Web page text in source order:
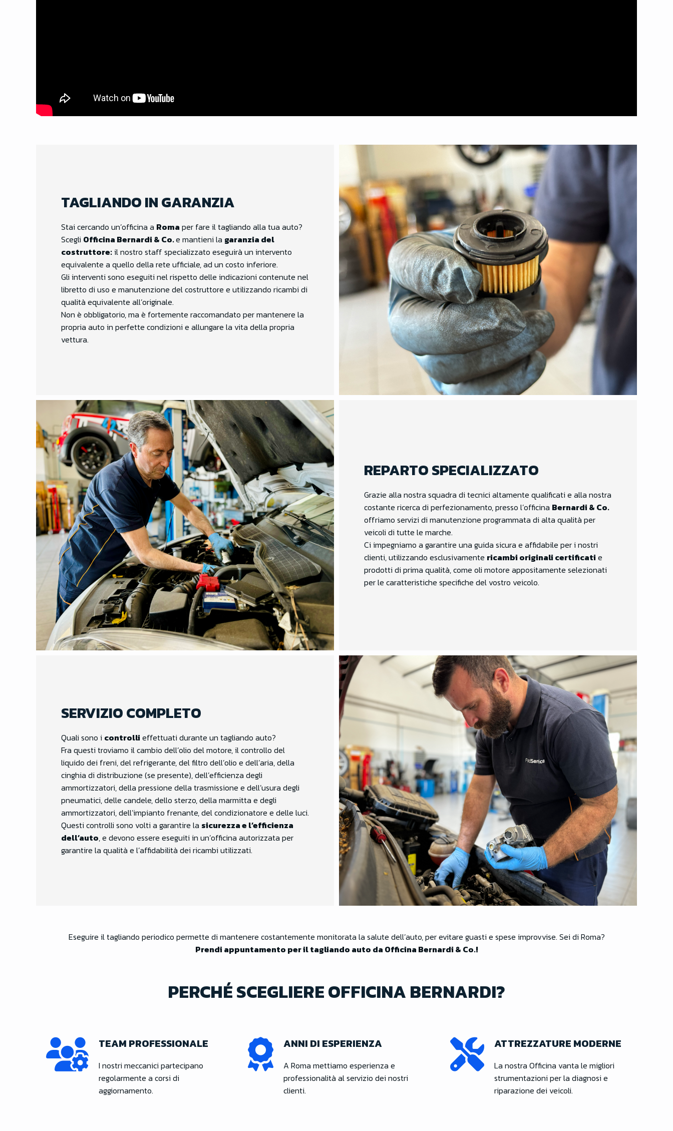
TAGLIANDO IN GARANZIA
Stai cercando un’officina a Roma per fare il tagliando alla tua auto?
Scegli Officina Bernardi & Co.e mantieni la garanzia del
costruttore:il nostro staff specializzato eseguirà un intervento
equivalente a quello della rete ufficiale, ad un costo inferiore.
Gli interventi sono eseguiti nel rispetto delle indicazioni contenute nel
libretto di uso e manutenzione del costruttore e utilizzando ricambi di
qualità equivalente all’originale.
Non è obbligatorio, ma è fortemente raccomandato per mantenere la
propria auto in perfette condizioni e allungare la vita della propria
vettura.
REPARTO SPECIALIZZATO
Grazie alla nostra squadra di tecnici altamente qualificati e alla nostra
costante ricerca di perfezionamento, presso l’officina Bernardi & Co.
offriamo servizi di manutenzione programmata di alta qualità per
veicoli di tutte le marche.
Ci impegniamo a garantire una guida sicura e affidabile per i nostri
clienti, utilizzando esclusivamente ricambi originali certificati e
prodotti di prima qualità, come oli motore appositamente selezionati
per le caratteristiche specifiche del vostro veicolo.
SERVIZIO COMPLETO
Quali sono i controlli effettuati durante un tagliando auto?
Fra questi troviamo il cambio dell’olio del motore, il controllo del
liquido dei freni, del refrigerante, del filtro dell’olio e dell’aria, della
cinghia di distribuzione (se presente), dell’efficienza degli
ammortizzatori, della pressione della trasmissione e dell’usura degli
pneumatici, delle candele, dello sterzo, della marmitta e degli
ammortizzatori, dell’impianto frenante, del condizionatore e delle luci.
Questi controlli sono volti a garantire la sicurezza e l’efficienza
dell’auto, e devono essere eseguiti in un’officina autorizzata per
garantire la qualità e l’affidabilità dei ricambi utilizzati.
Eseguire il tagliando periodico permette di mantenere costantemente monitorata la salute dell’auto, per evitare guasti e spese improvvise. Sei di Roma?
Prendi appuntamento per il tagliando auto da Officina Bernardi & Co.!
PERCHÉ SCEGLIERE OFFICINA BERNARDI?
TEAM PROFESSIONALE
I nostri meccanici partecipano
regolarmente a corsi di
aggiornamento.
ANNI DI ESPERIENZA
A Roma mettiamo esperienza e
professionalità al servizio dei nostri
clienti.
ATTREZZATURE MODERNE
La nostra Officina vanta le migliori
strumentazioni per la diagnosi e
riparazione dei veicoli.